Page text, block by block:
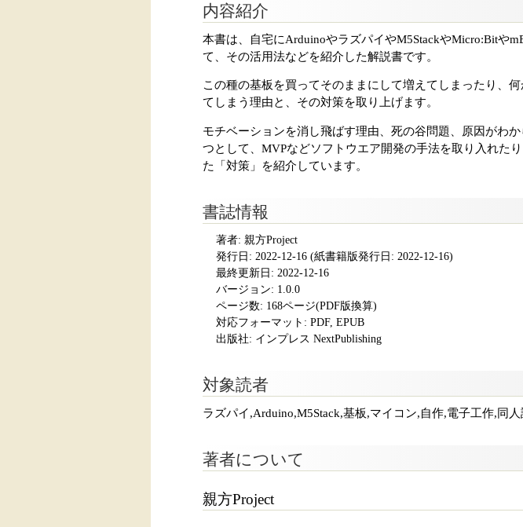
内容紹介
本書は、自宅にArduinoやラズパイやM5StackやMicro:Bitや
て、その活用法などを紹介した解説書です。
この種の基板を買ってそのままにして増えてしまったり、
てしまう理由と、その対策を取り上げます。
モチベーションを消し飛ばす理由、死の谷問題、原因がわ
つとして、MVPなどソフトウエア開発の手法を取り入れた
た「対策」を紹介しています。
書誌情報
著者: 親方Project
発行日: 2022-12-16(紙書籍版発行日: 2022-12-16)
最終更新日: 2022-12-16
バージョン: 1.0.0
ページ数: 168ページ(PDF版換算)
対応フォーマット: PDF, EPUB
出版社: インプレス NextPublishing
対象読者
ラズパイ,Arduino,M5Stack,基板,マイコン,自作,電子工作,同
著者について
親方Project